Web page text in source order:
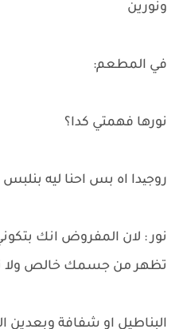
ونورين
في المطعم:
نورها فهمتي كدا؟
روجیدا اه بس احنا ليه
نور : لان المفروض انك
تظهر من جسمك خالص ولا
البناطيل او شفافة وبعدين